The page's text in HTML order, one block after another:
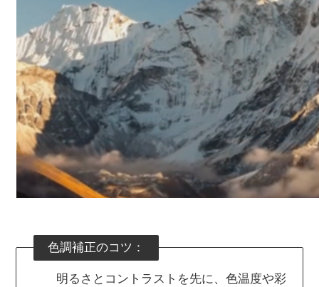
色調補正のコツ：
明るさとコントラストを先に、色温度や彩